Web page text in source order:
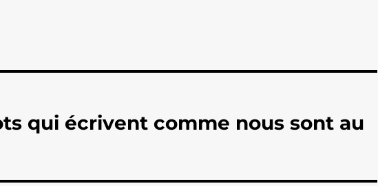
qui écrivent comme nous sont au